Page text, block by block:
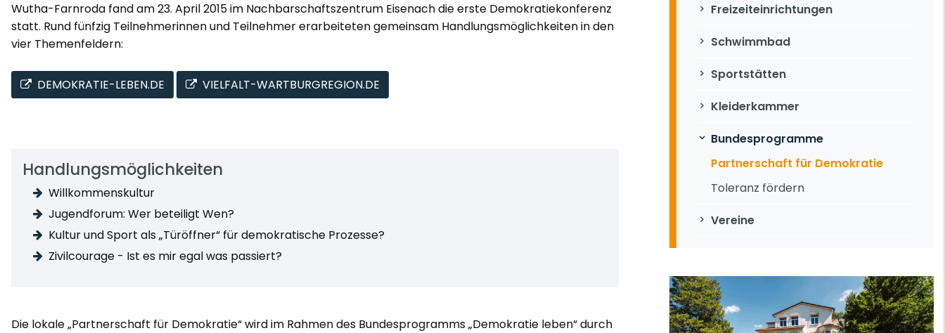
Wutha-Farnroda fand am 23. April 2015 im Nachbarschaftszentrum Eisenach die erste Demokratiekonferenz
statt. Rund fünfzig Teilnehmerinnen und Teilnehmer erarbeiteten gemeinsam Handlungsmöglichkeiten in den
vier Themenfeldern:
DEMOKRATIE-LEBEN.DE VIELFALT-WARTBURGREGION.DE
Handlungsmöglichkeiten
Willkommenskultur
Jugendforum: Wer beteiligt Wen?
Kultur und Sport als „Türöffner“ für demokratische Prozesse?
Zivilcourage - Ist es mir egal was passiert?
Die lokale „Partnerschaft für Demokratie“ wird im Rahmen des Bundesprogramms „Demokratie leben“ durch
Freizeiteinrichtungen
Schwimmbad
Sportstätten
Kleiderkammer
Bundesprogramme
Partnerschaft für Demokratie
Toleranz fördern
Vereine